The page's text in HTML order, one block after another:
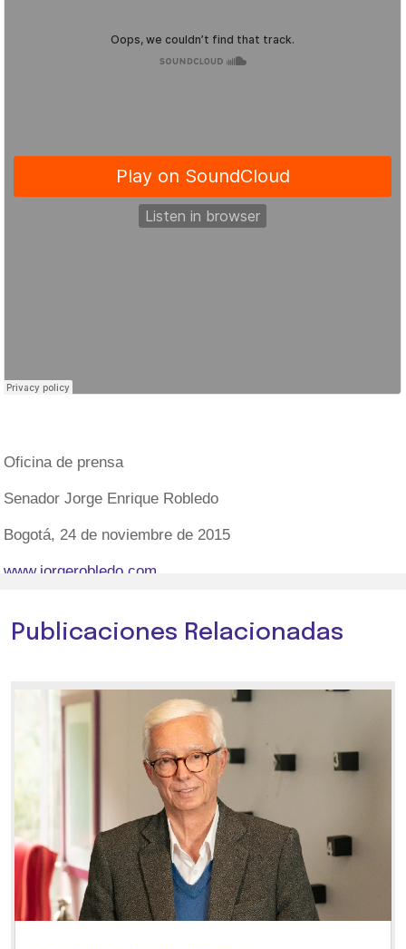
Oficina de prensa
Senador Jorge Enrique Robledo
Bogotá, 24 de noviembre de 2015
www.jorgerobledo.com
Publicaciones Relacionadas